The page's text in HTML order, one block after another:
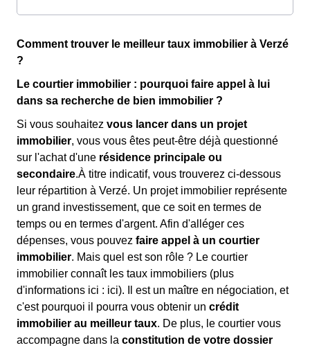
Comment trouver le meilleur taux immobilier à Verzé
?
Le courtier immobilier : pourquoi faire appel à lui
dans sa recherche de bien immobilier ?
Si vous souhaitez vous lancer dans un projet
immobilier, vous vous êtes peut-être déjà questionné
sur l'achat d'une résidence principale ou
secondaire.À titre indicatif, vous trouverez ci-dessous
leur répartition à Verzé. Un projet immobilier représente
un grand investissement, que ce soit en termes de
temps ou en termes d'argent. Afin d'alléger ces
dépenses, vous pouvez faire appel à un courtier
immobilier. Mais quel est son rôle ? Le courtier
immobilier connaît les taux immobiliers (plus
d'informations ici : ici). Il est un maître en négociation, et
c'est pourquoi il pourra vous obtenir un crédit
immobilier au meilleur taux. De plus, le courtier vous
accompagne dans la constitution de votre dossier